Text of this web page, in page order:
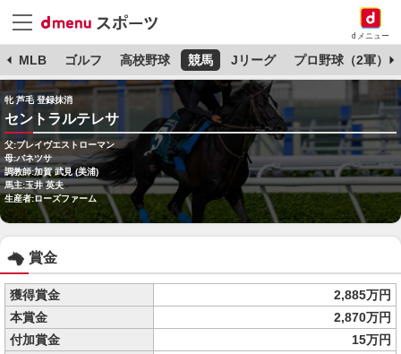
dメニュー
MLB ゴルフ 高校野球 競馬 Jリーグ プロ野球（2軍）
牝 芦毛 登録抹消
セントラルテレサ
父:ブレイヴエストローマン
母:バネツサ
調教師:加賀 武見 (美浦)
馬主:玉井 英夫
生産者:ローズファーム
賞金
獲得賞金
2,885万円
本賞金
2,870万円
付加賞金
15万円